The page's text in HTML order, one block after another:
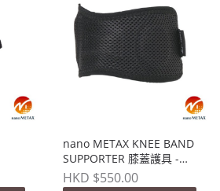
nano METAX KNEE BAND
SUPPORTER 膝蓋護具 -
FIT TYPE
HKD $550.00